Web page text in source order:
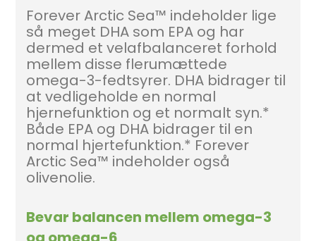
Forever Arctic Sea™ indeholder lige
så meget DHA som EPA og har
dermed et velafbalanceret forhold
mellem disse flerumættede
omega-3-fedtsyrer. DHA bidrager til
at vedligeholde en normal
hjernefunktion og et normalt syn.*
Både EPA og DHA bidrager til en
normal hjertefunktion.* Forever
Arctic Sea™ indeholder også
olivenolie.
Bevar balancen mellem omega-3